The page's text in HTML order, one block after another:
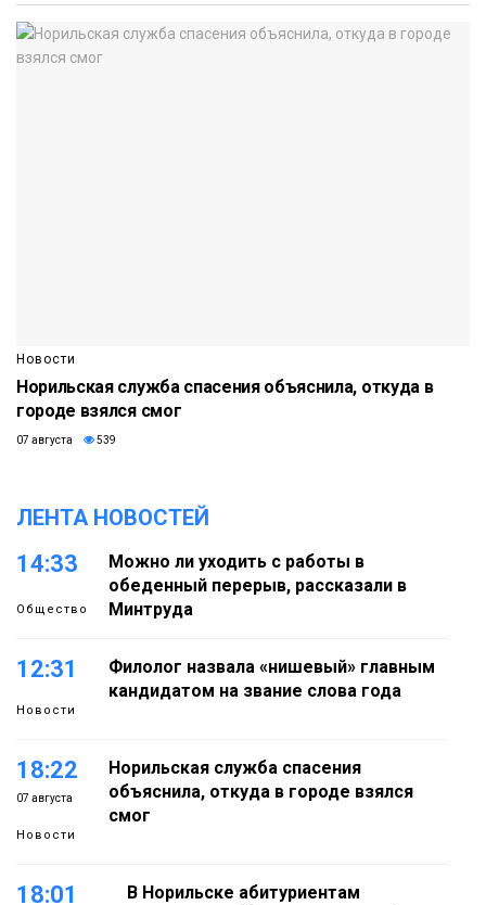
Новости
Норильская служба спасения объяснила, откуда в
городе взялся смог
07 августа 539
ЛЕНТА НОВОСТЕЙ
14:33
Общество
Можно ли уходить с работы в
обеденный перерыв, рассказали в
Минтруда
12:31
Новости
Филолог назвала «нишевый» главным
кандидатом на звание слова года
18:22
07 августа
Новости
Норильская служба спасения
объяснила, откуда в городе взялся
смог
18:01
В Норильске абитуриентам